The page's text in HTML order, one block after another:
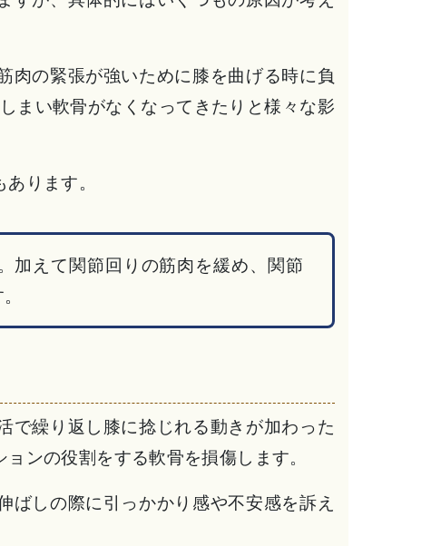
肉の緊張が強いために膝を曲げる時に負
まい軟骨がなくなってきたりと様々な影
ります。
加えて関節回りの筋肉を緩め、関節
で繰り返し膝に捻じれる動きが加わった
ンの役割をする軟骨を損傷します。
しの際に引っかかり感や不安感を訴え